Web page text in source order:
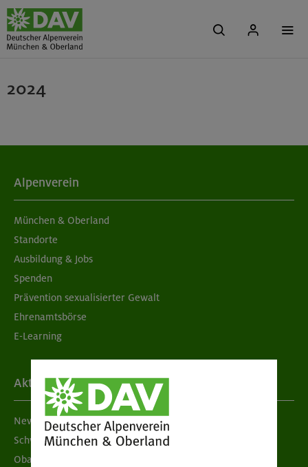
2024
Alpenverein
München & Oberland
Standorte
Ausbildung & Jobs
Spenden
Prävention sexualisierter Gewalt
Ehrenamtsbörse
E-Learning
Aktuelles
Newsletter
Schwarzes Brett
Obacht geben!